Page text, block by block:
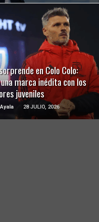
en Colo Colo:
marca inédita con los
juveniles
28 JULIO, 2026
LEER MÁS